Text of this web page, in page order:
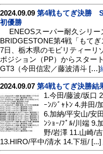
2024.09.09 第4戦もてぎ決勝
初優勝
ENEOSスーパー耐久シリー
BRIDGESTONE第4戦「もて
7日、栃木県のモビリティーリ
ポジション（PP）からスター
GT3（今田信宏／藤波清斗 […]
2024.09.07 第4戦もてぎ決勝結
1.今田/藤波/坂口
ｰﾝ/ｼﾞｬﾄﾝ 4.井田/
6.加納/平安山/安
ﾝｼｮｰ/ﾌﾟﾙ/川端 9.
野/岩澤 11.山崎/
13.HIRO/平中/清水 14.下垣/ [...]